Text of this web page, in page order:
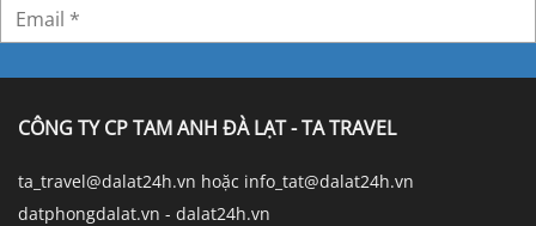
CÔNG TY CP TAM ANH ĐÀ LẠT - TA TRAVEL
ta_travel@dalat24h.vn hoặc info_tat@dalat24h.vn
datphongdalat.vn - dalat24h.vn